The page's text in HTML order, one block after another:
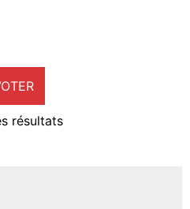
résultats